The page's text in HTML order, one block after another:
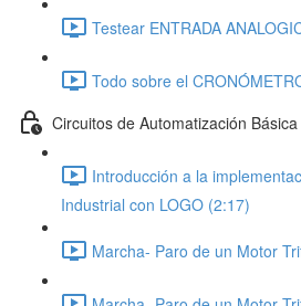
Testear ENTRADA
Todo sobre el
Circuitos de Automatización
Introducción a la
Industrial con LOGO (2:17)
Marcha- Paro de un Motor